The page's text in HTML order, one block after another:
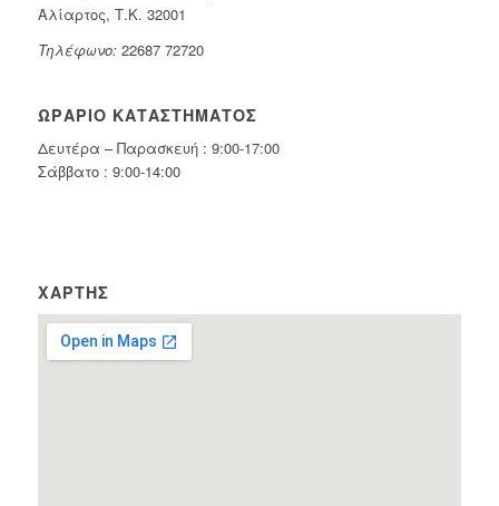
Αλίαρτος, Τ.Κ. 32001
Τηλέφωνο:22687 72720
ΩΡΆΡΙΟ ΚΑΤΑΣΤΉΜΑΤΟΣ
Δευτέρα – Παρασκευή : 9:00-17:00
Σάββατο : 9:00-14:00
ΧΆΡΤΗΣ